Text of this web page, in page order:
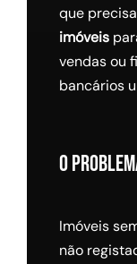
que
imóveis
vendas ou
bancários
O
Imóveis
não